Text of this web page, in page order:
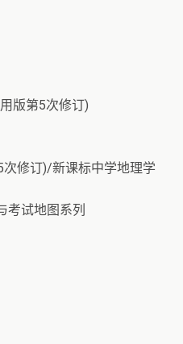
版第5次修订)
修订)/新课标中学地理学
考试地图系列